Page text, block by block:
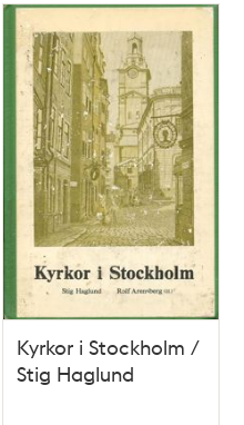
Kyrkor i Stockholm /
Stig Haglund